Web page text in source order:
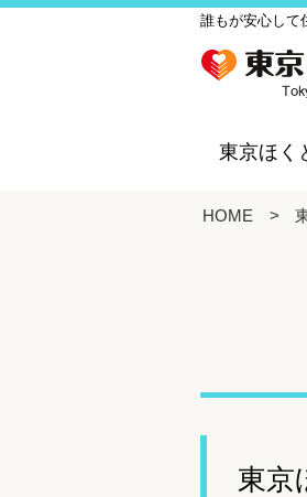
誰もが安心して
東京ほく
HOME >
東京